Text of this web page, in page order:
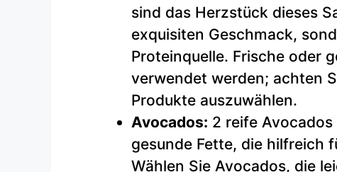
sind das Herzstück dieses
exquisiten Geschmack,
Proteinquelle. Frische oder
verwendet werden; achten
Produkte auszuwählen.
Avocados: 2 reife
gesunde Fette, die hilfreich
Wählen Sie Avocados, die